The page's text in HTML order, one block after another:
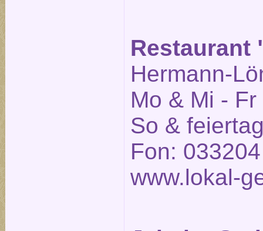
Restaurant
Hermann-
Mo & Mi -
So &
Fon:
www.lokal-